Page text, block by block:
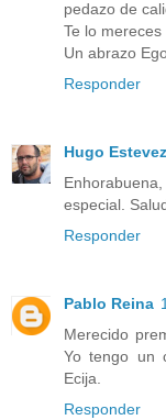
pedazo de
Te lo mereces
Un abrazo
Responder
Hugo Estevez
especial.
Responder
Pablo Reina
Merecido
Yo tengo un
Ecija.
Responder